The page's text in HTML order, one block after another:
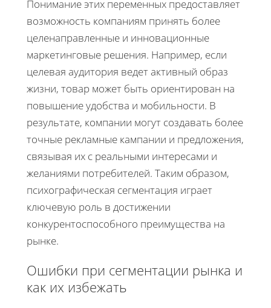
Понимание этих переменных предоставляет
возможность компаниям принять более
целенаправленные и инновационные
маркетинговые решения. Например, если
целевая аудитория ведет активный образ
жизни, товар может быть ориентирован на
повышение удобства и мобильности. В
результате, компании могут создавать более
точные рекламные кампании и предложения,
связывая их с реальными интересами и
желаниями потребителей. Таким образом,
психографическая сегментация играет
ключевую роль в достижении
конкурентоспособного преимущества на
рынке.
Ошибки при сегментации рынка и
как их избежать